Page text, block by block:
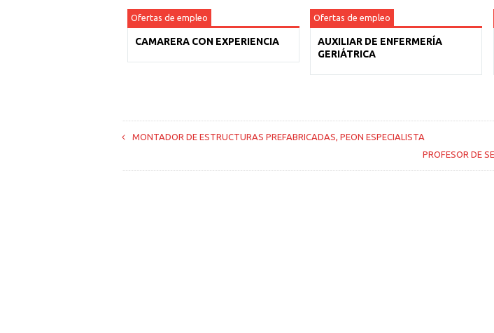
Ofertas de empleo
CAMARERA CON EXPERIENCIA
Ofertas de empleo
AUXILIAR DE ENFERMERÍA
GERIÁTRICA
MONTADOR DE ESTRUCTURAS PREFABRICADAS, PEON ESPECIALISTA
PROFESOR DE